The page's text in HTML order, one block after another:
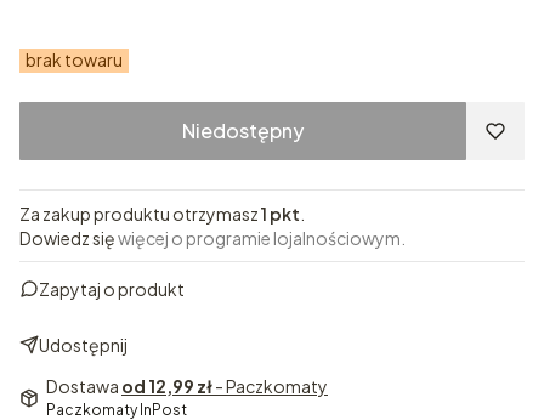
brak towaru
Niedostępny
Za zakup produktu otrzymasz1 pkt
Dowiedz sięwięcej o programie lojalnościowym.
Zapytaj o produkt
Udostępnij
Dostawa od 12,99 zł- Paczkomaty
Paczkomaty InPost